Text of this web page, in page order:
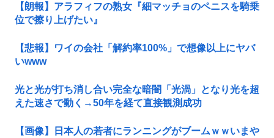
【朗報】アラフィフの熟女『細マッチョのペニスを騎乗
位で擦り上げたい』
【悲報】ワイの会社「解約率100%」で想像以上にヤバ
いwww
光と光が打ち消し合い完全な暗闇「光渦」となり光を超
えた速さで動く→50年を経て直接観測成功
【画像】日本人の若者にランニングがブームｗｗいまや